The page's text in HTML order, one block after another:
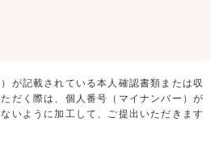
が記載されている本人確認書類または収
だく際は、個人番号（マイナンバー）が
いように加工して、ご提出いただきます